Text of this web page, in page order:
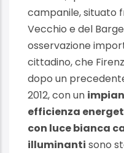
campanile, situato
Vecchio e del
osservazione
cittadino, che
dopo un
2012, con un
efficienza
con luce bianca
illuminanti sono